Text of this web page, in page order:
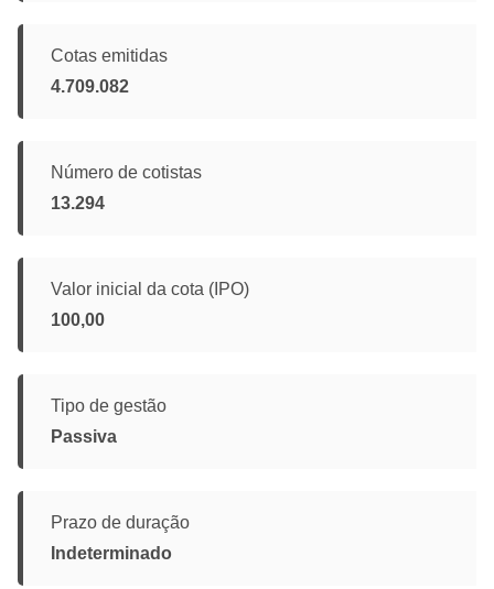
Cotas emitidas
4.709.082
Número de cotistas
13.294
Valor inicial da cota (IPO)
100,00
Tipo de gestão
Passiva
Prazo de duração
Indeterminado